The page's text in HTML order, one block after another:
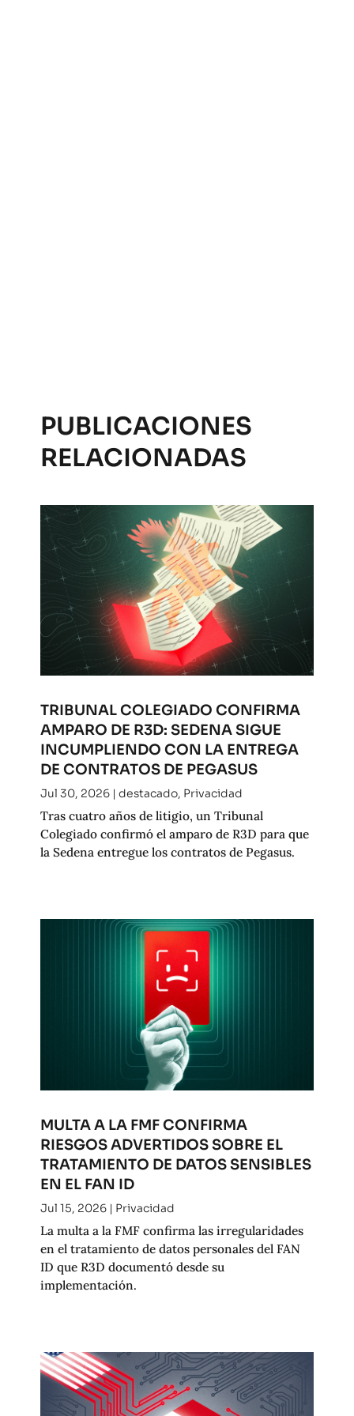
PUBLICACIONES
RELACIONADAS
TRIBUNAL COLEGIADO CONFIRMA
AMPARO DE R3D: SEDENA SIGUE
INCUMPLIENDO CON LA ENTREGA
DE CONTRATOS DE PEGASUS
Jul 30, 2026| destacado, Privacidad
Tras cuatro años de litigio, un Tribunal
Colegiado confirmó el amparo de R3D para que
la Sedena entregue los contratos de Pegasus.
MULTA A LA FMF CONFIRMA
RIESGOS ADVERTIDOS SOBRE EL
TRATAMIENTO DE DATOS SENSIBLES
EN EL FAN ID
Jul 15, 2026| Privacidad
La multa a la FMF confirma las irregularidades
en el tratamiento de datos personales del FAN
ID que R3D documentó desde su
implementación.